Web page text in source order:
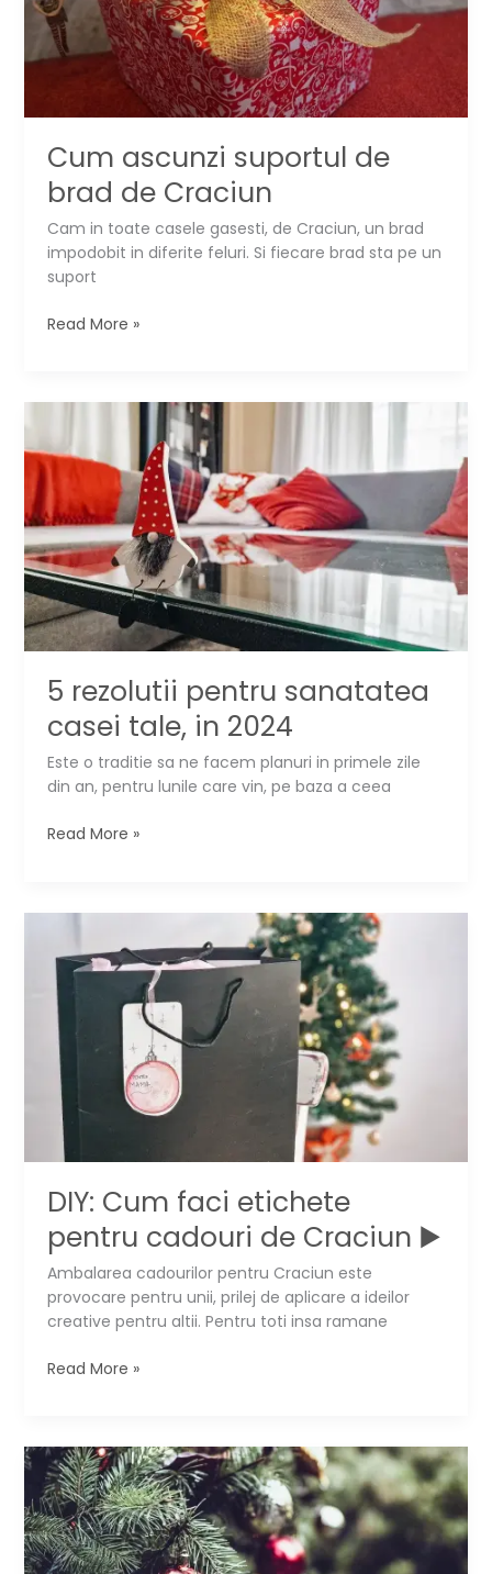
Cum ascunzi suportul de
brad de Craciun
Cam in toate casele gasesti, de Craciun, un brad
impodobit in diferite feluri. Si fiecare brad sta pe un
suport
Cum
de
Craciun
Read More »
5 rezolutii pentru sanatatea
casei tale, in 2024
Este o traditie sa ne facem planuri in primele zile
din an, pentru lunile care vin, pe baza a ceea
5
tale,
in
2024
Read More »
DIY: Cum faci etichete
pentru cadouri de Craciun ▶️
Ambalarea cadourilor pentru Craciun este
provocare pentru unii, prilej de aplicare a ideilor
creative pentru altii. Pentru toti insa ramane
DIY:
pentru
cadouri
de
Craciun
▶️
Read More »